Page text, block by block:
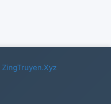
ZingTruyen.Xyz